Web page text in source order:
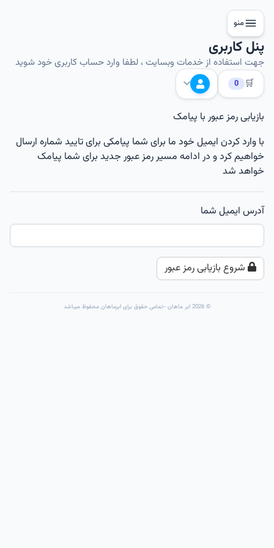
منو
پنل کاربری
جهت استفاده از خدمات وبسایت ، لطفا وارد حساب کاربری خود شوید
🛒
0
بازیابی رمز عبور با پیامک
با وارد کردن ایمیل خود ما برای شما پیامکی برای تایید شماره ارسال
خواهیم کرد و در ادامه مسیر رمز عبور جدید برای شما پیامک
خواهد شد
آدرس ایمیل شما
© 2026 ابر ماهان -تمامی حقوق برای ابرماهان محفوظ میباشد